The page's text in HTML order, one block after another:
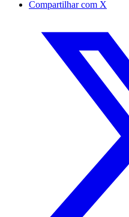
Compartilhar com X